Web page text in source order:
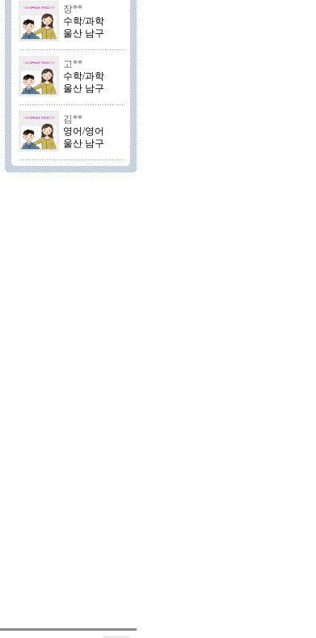
장**
수학/과학
울산 남구
고**
수학/과학
울산 남구
김**
영어/영어
울산 남구